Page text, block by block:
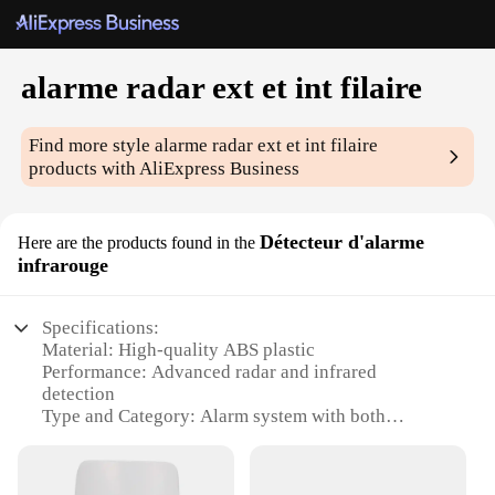
alarme radar ext et int filaire
Find more stylealarme radar ext et int filaire
products with AliExpress Business
Here are the products found in the Détecteur d'alarme
infrarouge
Specifications:
Material: High-quality ABS plastic
Performance: Advanced radar and infrared
detection
Type and Category: Alarm system with both
Design and Style: Sleek, modern design with a white
finish